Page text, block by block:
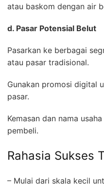
atau baskom dengan air
d. Pasar Potensial Belut
Pasarkan ke berbagai
atau pasar tradisional.
Gunakan promosi digital
pasar.
Kemasan dan nama
pembeli.
Rahasia Sukses
– Mulai dari skala kecil